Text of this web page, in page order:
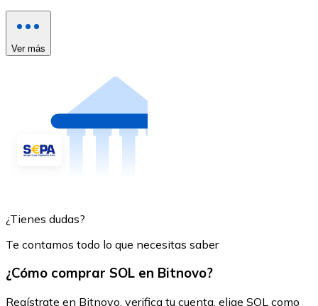
Ver más
¿Tienes dudas?
Te contamos todo lo que necesitas saber
¿Cómo comprar SOL en Bitnovo?
Regístrate en Bitnovo, verifica tu cuenta, elige SOL como